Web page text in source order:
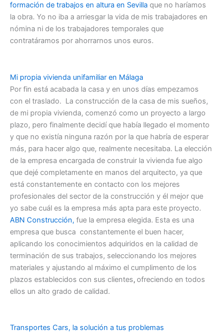
formación de trabajos en altura en Sevilla que no haríamos
la obra. Yo no iba a arriesgar la vida de mis trabajadores en
nómina ni de los trabajadores temporales que
contratáramos por ahorrarnos unos euros.
Mi propia vivienda unifamiliar en Málaga
Por fin está acabada la casa y en unos días empezamos
con el traslado. La construcción de la casa de mis sueños,
de mi propia vivienda, comenzó como un proyecto a largo
plazo, pero finalmente decidí que había llegado el momento
y que no existía ninguna razón por la que habría de esperar
más, para hacer algo que, realmente necesitaba. La elección
de la empresa encargada de construir la vivienda fue algo
que dejé completamente en manos del arquitecto, ya que
está constantemente en contacto con los mejores
profesionales del sector de la construcción y él mejor que
yo sabe cuál es la empresa más apta para este proyecto.
ABN Construcción, fue la empresa elegida. Esta es una
empresa que busca constantemente el buen hacer,
aplicando los conocimientos adquiridos en la calidad de
terminación de sus trabajos, seleccionando los mejores
materiales y ajustando al máximo el cumplimento de los
plazos establecidos con sus clientes, ofreciendo en todos
ellos un alto grado de calidad.
Transportes Cars, la solución a tus problemas